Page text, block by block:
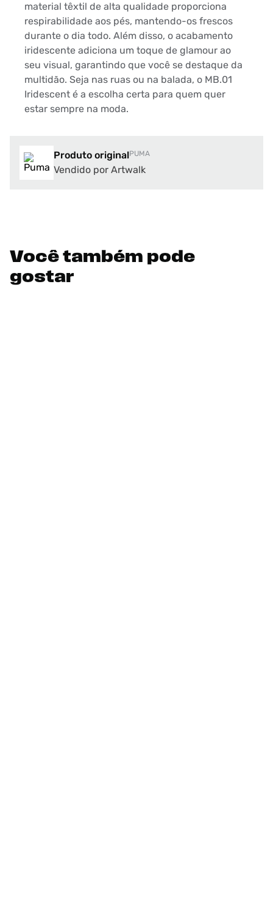
material têxtil de alta qualidade proporciona
respirabilidade aos pés, mantendo-os frescos
durante o dia todo. Além disso, o acabamento
iridescente adiciona um toque de glamour ao
seu visual, garantindo que você se destaque da
multidão. Seja nas ruas ou na balada, o MB.01
Iridescent é a escolha certa para quem quer
estar sempre na moda.
Produto originalPUMA
Vendido por Artwalk
Você também pode
gostar